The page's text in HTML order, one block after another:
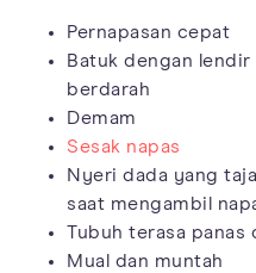
Pernapasan cepat
Batuk dengan
berdarah
Demam
Sesak napas
Nyeri dada yang
saat mengambil
Tubuh terasa panas
Mual dan muntah